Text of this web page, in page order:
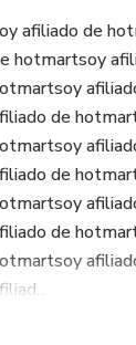
afiliado de
hotmartsoy
de
de
de